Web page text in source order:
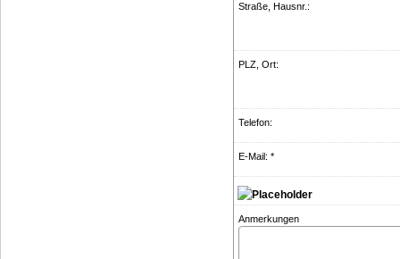
Straße, Hausnr.:
PLZ, Ort:
Telefon:
E-Mail: *
Anmerkungen